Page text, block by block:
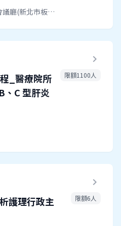
亞東紀念醫院14樓國際會議廳(新北市板橋區南雅南路二段21號)
_醫療院所
、C 型肝炎
chevron_right
限額1100人
護理行政主
chevron_right
限額6人